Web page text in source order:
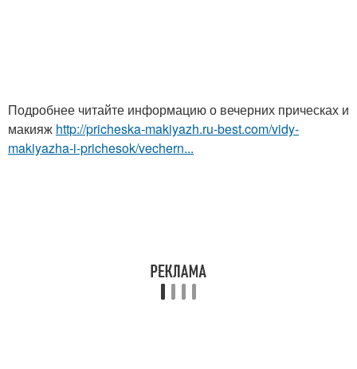
Подробнее читайте информацию о вечерних прическах и
макияж http://pricheska-makiyazh.ru-best.com/vidy-
makiyazha-i-prichesok/vechern...